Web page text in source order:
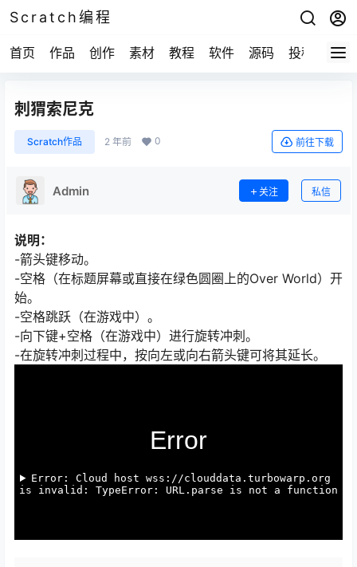
Scratch编程
首页 作品 创作 素材 教程 软件 源码 投稿 关于
刺猬索尼克
Scratch作品 2 年前 0 前往下载
Admin 关注 私信
说明：
-箭头键移动。
-空格（在标题屏幕或直接在绿色圆圈上的Over World）开
始。
-空格跳跃（在游戏中）。
-向下键+空格（在游戏中）进行旋转冲刺。
-在旋转冲刺过程中，按向左或向右箭头键可将其延长。